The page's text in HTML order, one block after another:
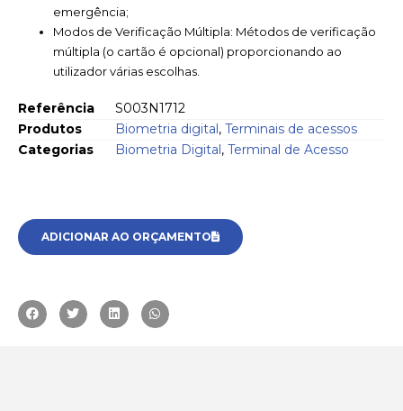
emergência;
Modos de Verificação Múltipla: Métodos de verificação
múltipla (o cartão é opcional) proporcionando ao
utilizador várias escolhas.
Referência
S003N1712
Produtos
Biometria digital, Terminais de acessos
Categorias
Biometria Digital, Terminal de Acesso
ADICIONAR AO ORÇAMENTO